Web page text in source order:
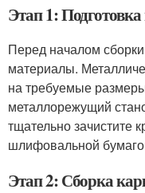
Этап 1:
Перед началом
материалы.
на требуемые
металлорежущий
тщательно зачистите
шлифовальной
Этап 2: Сборка